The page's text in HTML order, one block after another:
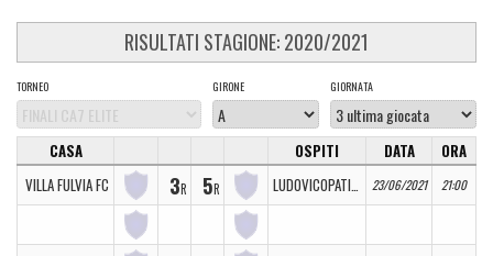
RISULTATI STAGIONE: 2020/2021
TORNEO GIRONE GIORNATA
CASA OSPITI DATA
ORA
VILLA FULVIA FC
3 5 LUDOVICOPATICO 23/06/2021 21:00